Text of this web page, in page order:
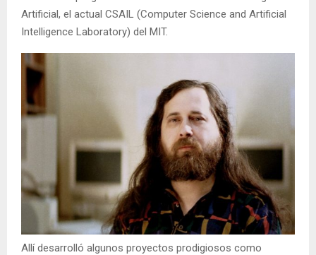
Artificial, el actual CSAIL (Computer Science and Artificial
Intelligence Laboratory) del MIT.
Allí desarrolló algunos proyectos prodigiosos como